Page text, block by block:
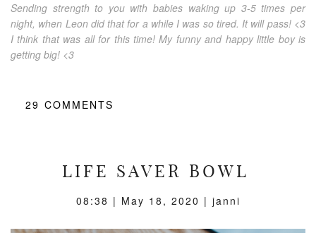
Sending strength to you with babies waking up 3-5 times per
night, when Leon did that for a while I was so tired. It will pass! <3
I think that was all for this time! My funny and happy little boy is
getting big! <3
29 COMMENTS
LIFE SAVER BOWL
08:38 | May 18, 2020 | janni